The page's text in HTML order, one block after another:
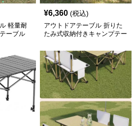
軽量耐
ーブル
¥6,360 (税込)
アウトドアテーブル 折りた
たみ式収納付きキャンプテー